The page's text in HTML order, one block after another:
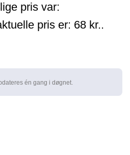
pris var:
pris er: 68 kr..
én gang i døgnet.